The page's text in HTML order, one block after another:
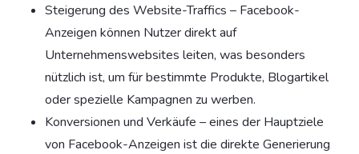
Steigerung des Website-Traffics – Facebook-
Anzeigen können Nutzer direkt auf
Unternehmenswebsites leiten, was besonders
nützlich ist, um für bestimmte Produkte, Blogartikel
oder spezielle Kampagnen zu werben.
Konversionen und Verkäufe – eines der Hauptziele
von Facebook-Anzeigen ist die direkte Generierung